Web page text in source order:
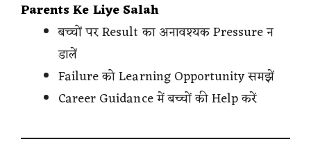
Parents Ke Liye Salah
बच्चों पर Result का अनावश्यक Pressure न
डालें
Failure को Learning Opportunity समझें
Career Guidance में बच्चों की Help करें